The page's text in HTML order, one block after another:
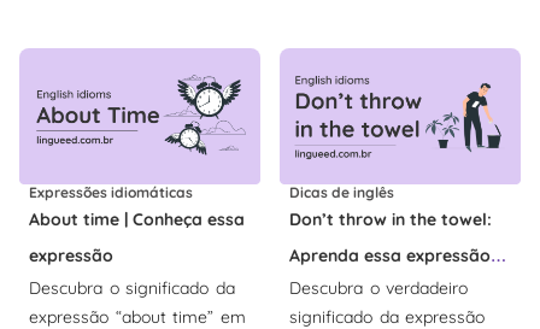
Expressões idiomáticas
About time | Conheça essa
expressão
Descubra o significado da
expressão “about time” em
Dicas de inglês
Don’t throw in the towel:
Aprenda essa expressão
do inglês
Descubra o verdadeiro
significado da expressão